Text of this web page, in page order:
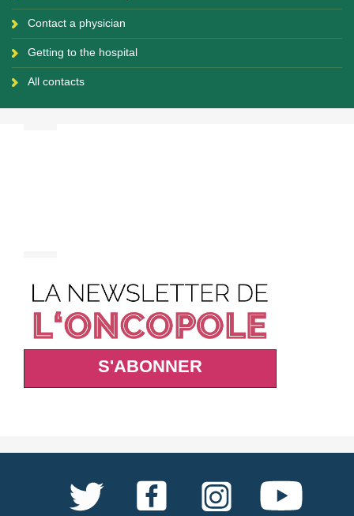
Contact a physician
Getting to the hospital
All contacts
S'ABONNER